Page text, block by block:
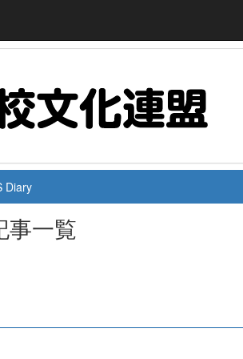
Diary
事一覧